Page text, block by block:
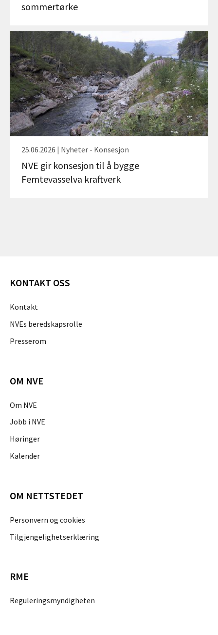
sommertørke
25.06.2026 | Nyheter - Konsesjon
NVE gir konsesjon til å bygge
Femtevasselva kraftverk
KONTAKT OSS
Kontakt
NVEs beredskapsrolle
Presserom
OM NVE
Om NVE
Jobb i NVE
Høringer
Kalender
OM NETTSTEDET
Personvern og cookies
Tilgjengelighetserklæring
RME
Reguleringsmyndigheten